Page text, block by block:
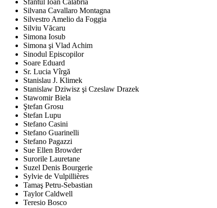
Sfântul Ioan Calabria
Silvana Cavallaro Montagna
Silvestro Amelio da Foggia
Silviu Văcaru
Simona Iosub
Simona şi Vlad Achim
Sinodul Episcopilor
Soare Eduard
Sr. Lucia Vîrgă
Stanislau J. Klimek
Stanislaw Dziwisz şi Czeslaw Drazek
Stawomir Biela
Ştefan Grosu
Stefan Lupu
Stefano Casini
Stefano Guarinelli
Stefano Pagazzi
Sue Ellen Browder
Surorile Lauretane
Suzel Denis Bourgerie
Sylvie de Vulpillières
Tamaş Petru-Sebastian
Taylor Caldwell
Teresio Bosco